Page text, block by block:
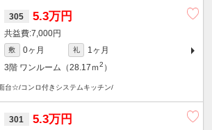
305 5.3万円
7,000円
敷 0ヶ月 礼
1ヶ月
3階 ワンルーム（28.17ｍ2 ）
台☆/コンロ付きシステムキッチン/
301 5.3万円